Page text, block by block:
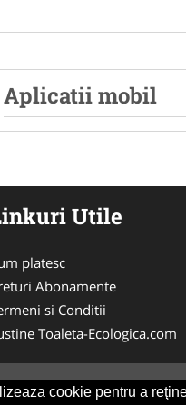
cookie pentru a
Aplicatii mobil
Utile
platesc
Abonamente
si Conditii
Toaleta-Ecologica.com
2026 Powered by